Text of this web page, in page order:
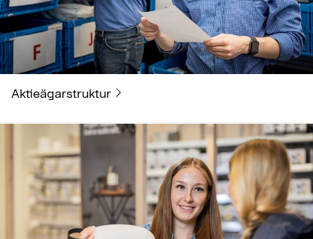
Aktieägarstruktur